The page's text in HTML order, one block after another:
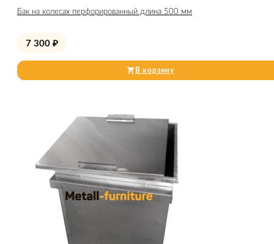
Бак на колесах перфорированный длина 500 мм
7 300 ₽
В корзину